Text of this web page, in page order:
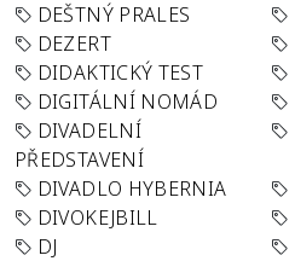
DEŠTNÝ PRALES
DEZERT
DIDAKTICKÝ TEST
DIGITÁLNÍ NOMÁD
DIVADELNÍ
PŘEDSTAVENÍ
DIVADLO HYBERNIA
DIVOKEJBILL
DJ